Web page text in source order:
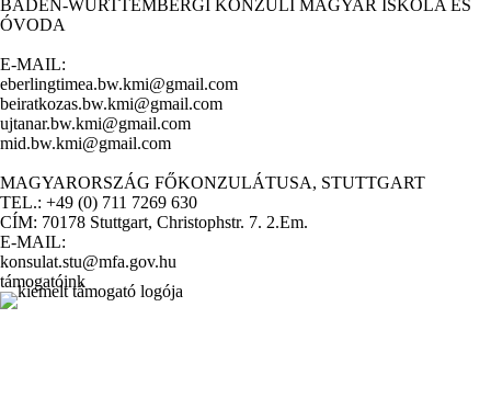
BADEN-WÜRTTEMBERGI KONZULI MAGYAR ISKOLA ÉS
ÓVODA
E-MAIL:
eberlingtimea.bw.kmi@gmail.com
beiratkozas.bw.kmi@gmail.com
ujtanar.bw.kmi@gmail.com
mid.bw.kmi@gmail.com
MAGYARORSZÁG FŐKONZULÁTUSA, STUTTGART
TEL.: +49 (0) 711 7269 630
CÍM: 70178 Stuttgart, Christophstr. 7. 2.Em.
E-MAIL:
konsulat.stu@mfa.gov.hu
támogatóink